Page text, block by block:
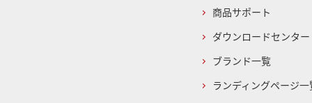
商品サポート
ダウンロードセンター
ブランド一覧
ランディングページ一